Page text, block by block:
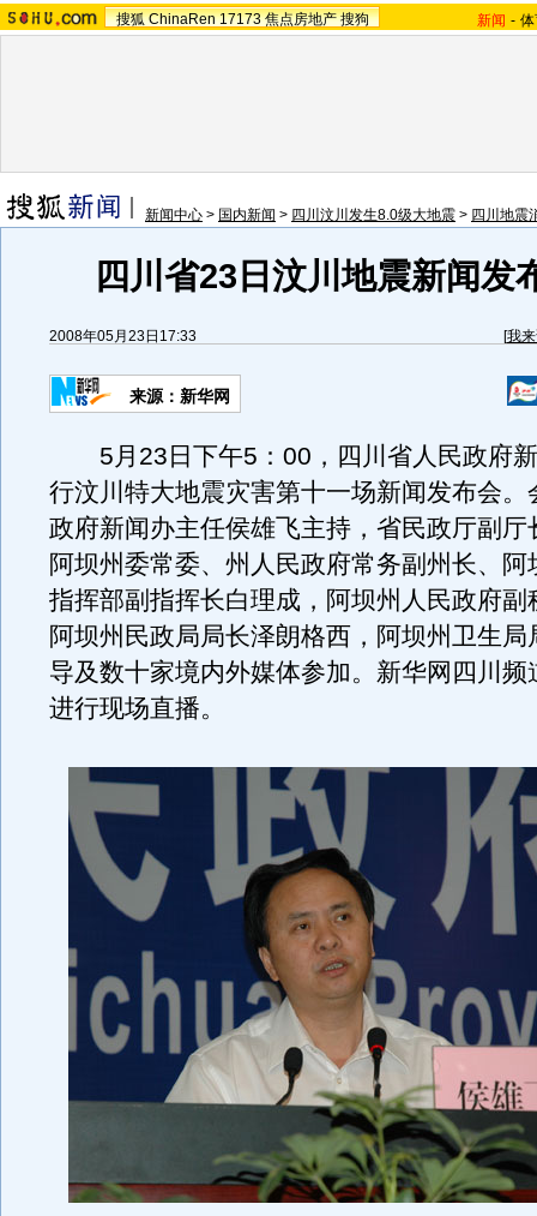
搜狐 ChinaRen 17173 焦点房地产 搜狗 新闻 -
新闻中心 > 国内新闻 > 四川汶川发生8.0级大地震 > 四川地震
四川省23日汶川地震新闻发
2008年05月23日17:33 [我
来源：新华网
5月23日下午5：00，四川省人民政府
行汶川特大地震灾害第十一场新闻发布会。
政府新闻办主任侯雄飞主持，省民政厅副厅
阿坝州委常委、州人民政府常务副州长、阿
指挥部副指挥长白理成，阿坝州人民政府副
阿坝州民政局局长泽朗格西，阿坝州卫生局
导及数十家境内外媒体参加。新华网四川频
进行现场直播。